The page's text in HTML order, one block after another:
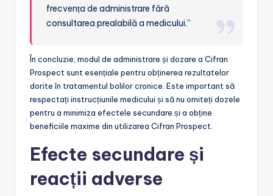
frecvența de administrare fără
consultarea prealabilă a medicului.”
În concluzie, modul de administrare și dozare a Cifran
Prospect sunt esențiale pentru obținerea rezultatelor
dorite în tratamentul bolilor cronice. Este important să
respectați instrucțiunile medicului și să nu omiteți dozele
pentru a minimiza efectele secundare și a obține
beneficiile maxime din utilizarea Cifran Prospect.
Efecte secundare și
reacții adverse